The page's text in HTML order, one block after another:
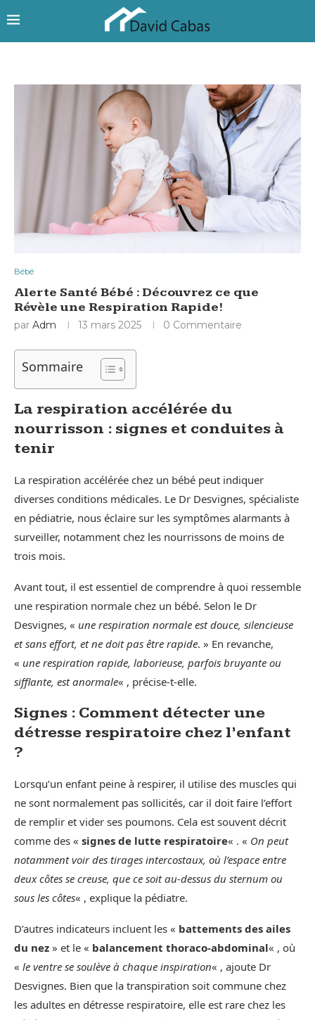
Bébé
Alerte Santé Bébé : Découvrez ce que
Révèle une Respiration Rapide!
par Adm 13 mars 2025 0 Commentaire
Sommaire
La respiration accélérée du
nourrisson : signes et conduites à
tenir
La respiration accélérée chez un bébé peut indiquer
diverses conditions médicales. Le Dr Desvignes, spécialiste
en pédiatrie, nous éclaire sur les symptômes alarmants à
surveiller, notamment chez les nourrissons de moins de
trois mois.
Avant tout, il est essentiel de comprendre à quoi ressemble
une respiration normale chez un bébé. Selon le Dr
Desvignes, « une respiration normale est douce, silencieuse
et sans effort, et ne doit pas être rapide. » En revanche,
« une respiration rapide, laborieuse, parfois bruyante ou
sifflante, est anormale« , précise-t-elle.
Signes : Comment détecter une
détresse respiratoire chez l’enfant
?
Lorsqu’un enfant peine à respirer, il utilise des muscles qui
ne sont normalement pas sollicités, car il doit faire l’effort
de remplir et vider ses poumons. Cela est souvent décrit
comme des « signes de lutte respiratoire« . « On peut
notamment voir des tirages intercostaux, où l’espace entre
deux côtes se creuse, que ce soit au-dessus du sternum ou
sous les côtes« , explique la pédiatre.
D’autres indicateurs incluent les « battements des ailes
du nez » et le « balancement thoraco-abdominal« , où
« le ventre se soulève à chaque inspiration« , ajoute Dr
Desvignes. Bien que la transpiration soit commune chez
les adultes en détresse respiratoire, elle est rare chez les